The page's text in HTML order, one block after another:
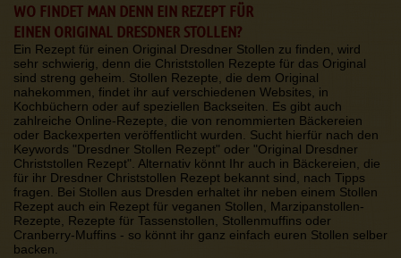
WO FINDET MAN DENN EIN REZEPT FÜR
EINEN ORIGINAL DRESDNER STOLLEN?
Ein Rezept für einen Original Dresdner Stollen zu finden, wird
sehr schwierig, denn die Christstollen Rezepte für das Original
sind streng geheim. Stollen Rezepte, die dem Original
nahekommen, findet ihr auf verschiedenen Websites, in
Kochbüchern oder auf speziellen Backseiten. Es gibt auch
zahlreiche Online-Rezepte, die von renommierten Bäckereien
oder Backexperten veröffentlicht wurden. Sucht hierfür nach den
Keywords "Dresdner Stollen Rezept" oder "Original Dresdner
Christstollen Rezept". Alternativ könnt Ihr auch in Bäckereien, die
für ihr Dresdner Christstollen Rezept bekannt sind, nach Tipps
fragen. Bei Stollen aus Dresden erhaltet ihr neben einem Stollen
Rezept auch ein Rezept für veganen Stollen, Marzipanstollen-
Rezepte, Rezepte für Tassenstollen, Stollenmuffins oder
Cranberry-Muffins - so könnt ihr ganz einfach euren Stollen selber
backen.